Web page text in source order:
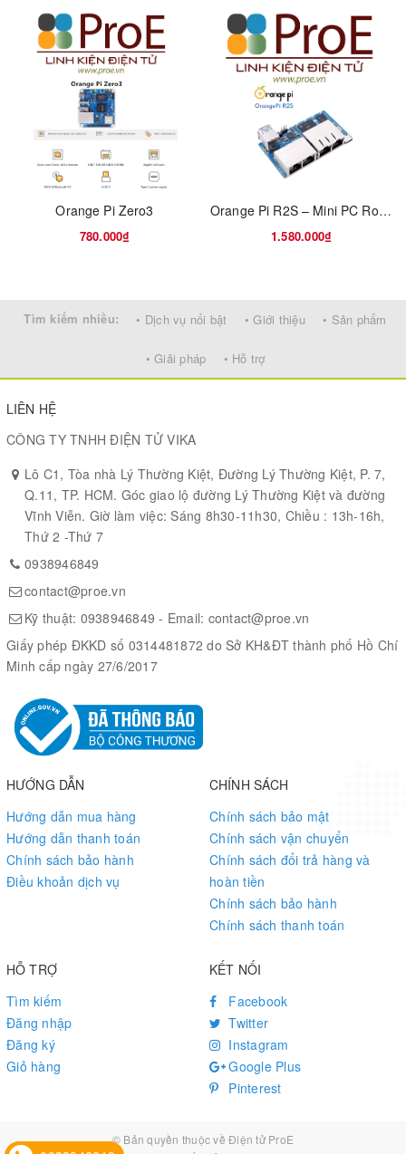
Orange Pi Zero3
780.000₫
Orange Pi R2S – Mini PC Router RISC-V Đa Năng
1.580.000₫
Tìm kiếm nhiều: • Dịch vụ nổi bật • Giới thiệu • Sản phẩm
• Giải pháp • Hỗ trợ
LIÊN HỆ
CÔNG TY TNHH ĐIỆN TỬ VIKA
Lô C1, Tòa nhà Lý Thường Kiệt, Đường Lý Thường Kiệt, P. 7,
Q.11, TP. HCM. Góc giao lộ đường Lý Thường Kiệt và đường
Vĩnh Viễn. Giờ làm việc: Sáng 8h30-11h30, Chiều : 13h-16h,
Thứ 2 -Thứ 7
0938946849
contact@proe.vn
Kỹ thuật: 0938946849 - Email: contact@proe.vn
Giấy phép ĐKKD số 0314481872 do Sở KH&ĐT thành phố Hồ Chí
Minh cấp ngày 27/6/2017
HƯỚNG DẪN
Hướng dẫn mua hàng
Hướng dẫn thanh toán
Chính sách bảo hành
Điều khoản dịch vụ
CHÍNH SÁCH
Chính sách bảo mật
Chính sách vận chuyển
Chính sách đổi trả hàng và
hoàn tiền
Chính sách bảo hành
Chính sách thanh toán
HỖ TRỢ
Tìm kiếm
Đăng nhập
Đăng ký
Giỏ hàng
KẾT NỐI
Facebook
Twitter
Instagram
Google Plus
Pinterest
© Bản quyền thuộc vềĐiện tử ProE